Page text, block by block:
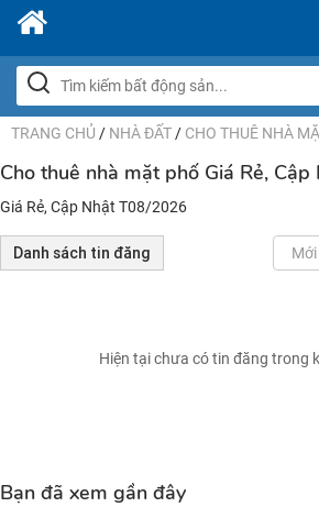
TRANG CHỦ / NHÀ ĐẤT / CHO THUÊ NHÀ
Cho thuê nhà mặt phố Giá Rẻ,
Giá Rẻ, Cập Nhật T08/2026
Danh sách tin đăng
Hiện tại chưa có tin đăng trong
Bạn đã xem gần đây